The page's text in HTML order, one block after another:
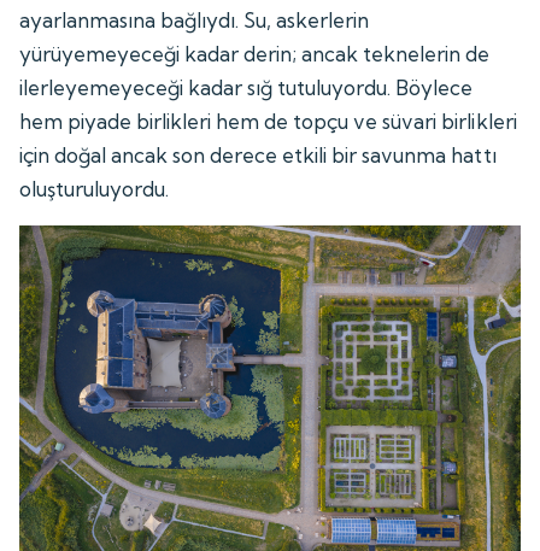
ayarlanmasına bağlıydı. Su, askerlerin
yürüyemeyeceği kadar derin; ancak teknelerin de
ilerleyemeyeceği kadar sığ tutuluyordu. Böylece
hem piyade birlikleri hem de topçu ve süvari birlikleri
için doğal ancak son derece etkili bir savunma hattı
oluşturuluyordu.